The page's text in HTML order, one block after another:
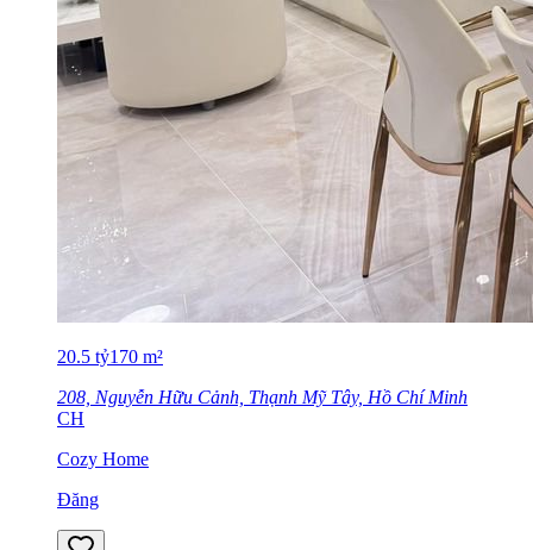
20.5 tỷ170 m²
208, Nguyễn Hữu Cảnh, Thạnh Mỹ Tây, Hồ Chí Minh
CH
Cozy Home
Đăng